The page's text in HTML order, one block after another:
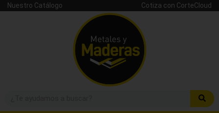
Nuestro Catálogo Cotiza con CorteCloud